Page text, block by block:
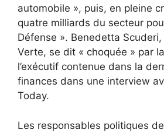
automobile », puis, en pleine
quatre milliards du secteur
Défense ». Benedetta
Verte, se dit « choquée » par
l’exécutif contenue dans la
finances dans une interview
Today.
Les responsables politiques